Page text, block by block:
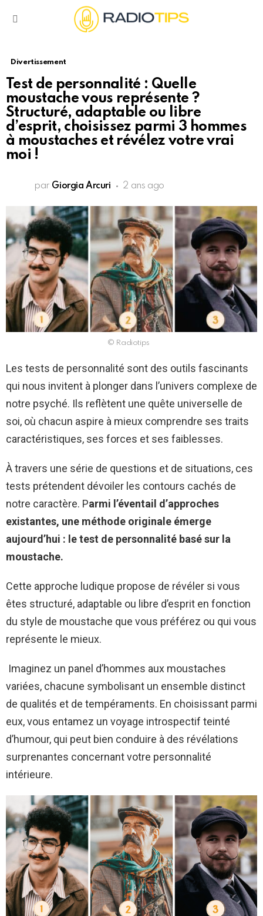
Divertissement
Test de personnalité : Quelle
moustache vous représente ?
Structuré, adaptable ou libre
d’esprit, choisissez parmi 3 hommes
à moustaches et révélez votre vrai
moi !
par Giorgia Arcuri 2 ans ago
© Radiotips
Les tests de personnalité sont des outils fascinants
qui nous invitent à plonger dans l’univers complexe de
notre psyché. Ils reflètent une quête universelle de
soi, où chacun aspire à mieux comprendre ses traits
caractéristiques, ses forces et ses faiblesses.
À travers une série de questions et de situations, ces
tests prétendent dévoiler les contours cachés de
notre caractère. Parmi l’éventail d’approches
existantes, une méthode originale émerge
aujourd’hui : le test de personnalité basé sur la
moustache.
Cette approche ludique propose de révéler si vous
êtes structuré, adaptable ou libre d’esprit en fonction
du style de moustache que vous préférez ou qui vous
représente le mieux.
Imaginez un panel d’hommes aux moustaches
variées, chacune symbolisant un ensemble distinct
de qualités et de tempéraments. En choisissant parmi
eux, vous entamez un voyage introspectif teinté
d’humour, qui peut bien conduire à des révélations
surprenantes concernant votre personnalité
intérieure.